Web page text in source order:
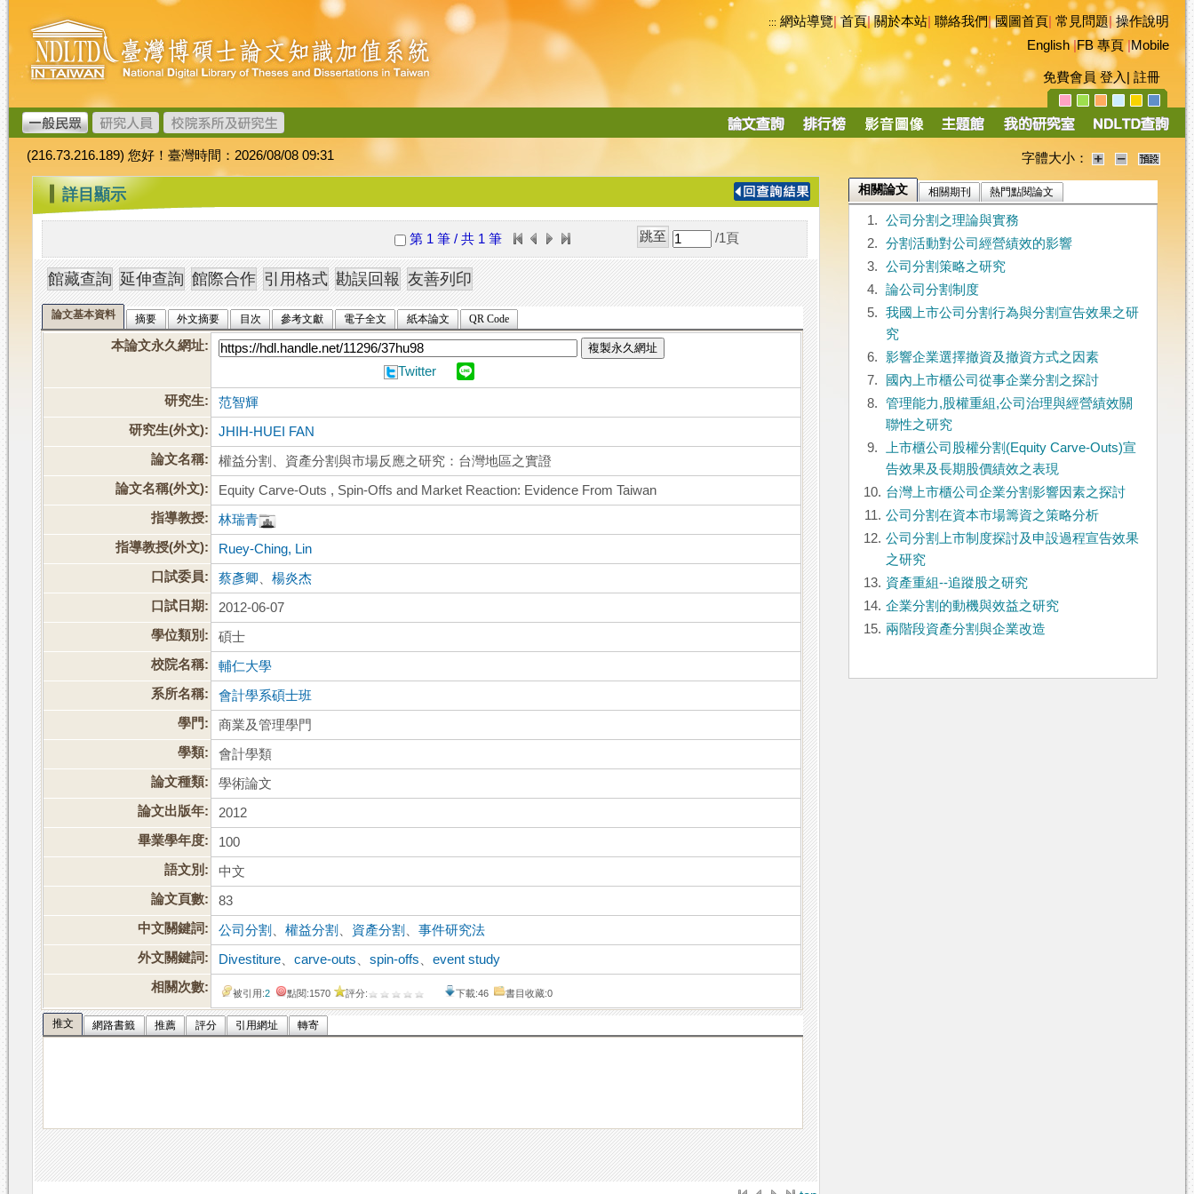
跳
到
主
要
內
容
臺
灣
博
碩
士
論
文
加
值
系
統
::: 網站導覽|首頁|關於本站 聯絡我們|國圖首頁 常見問題|操作說明
English|FB 專頁|Mobile
免費會員 登入 註冊
導
(216.73.216.189) 您好！臺灣時間：2026/08/08 09:31 字體大小：
::: 詳目顯示
第 1 筆 / 共 1 筆 /1 頁
論文基本資料 摘要 外文摘要 目次 參考文獻 電子全文 紙本論文 QR Code
本論文永久網址: 複製永久網址
Twitter
研究生:
范智輝
研究生(外文):
JHIH-HUEI FAN
論文名稱:
權益分割、資產分割與市場反應之研究：台灣地區之實證
論文名稱(外文):
Equity Carve-Outs , Spin-Offs and Market Reaction: Evidence From Taiwan
指導教授:
林瑞青
指導教授(外文):
Ruey-Ching, Lin
口試委員:
蔡彥卿 、楊炎杰
口試日期:
2012-06-07
學位類別:
碩士
校院名稱:
輔仁大學
系所名稱:
會計學系碩士班
學門:
商業及管理學門
學類:
會計學類
論文種類:
學術論文
論文出版年:
2012
畢業學年度:
100
語文別:
中文
論文頁數:
83
中文關鍵詞:
公司分割 、權益分割 資產分割 、事件研究法
外文關鍵詞:
Divestiture 、carve-outs 、spin-offs 、event study
相關次數:
被引用:2 點閱:1570 評分: 下載:46 書目收藏:0
推文 網路書籤 推薦 評分 引用網址 轉寄
相關論文 相關期刊 熱門點閱論文
1.
公司分割之理論與實務
2.
分割活動對公司經營績效的影響
3.
公司分割策略之研究
4.
論公司分割制度
5.
我國上市公司分割行為與分割宣告效果之研
究
6.
影響企業選擇撤資及撤資方式之因素
7.
國內上市櫃公司從事企業分割之探討
8.
管理能力,股權重組,公司治理與經營績效關
聯性之研究
9.
上市櫃公司股權分割(Equity Carve-Outs)宣
告效果及長期股價績效之表現
10. 台灣上市櫃公司企業分割影響因素之探討
11. 公司分割在資本市場籌資之策略分析
12. 公司分割上市制度探討及申設過程宣告效果
之研究
13. 資產重組--追蹤股之研究
14. 企業分割的動機與效益之研究
15. 兩階段資產分割與企業改造